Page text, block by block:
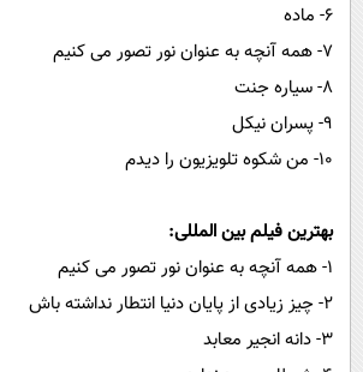
۶- ماده
۷- همه آنچه به عنوان نور تصور می کنیم
۸- سیاره جنت
۹- پسران نیکل
۱۰- من شکوه تلویزیون را دیدم
بهترین فیلم بین المللی:
۱- همه آنچه به عنوان نور تصور می کنیم
۲- چیز زیادی از پایان دنیا انتطار نداشته باش
۳- دانه انجیر معابد